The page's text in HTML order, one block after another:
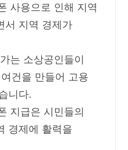
사용으로 인해 지역
서 지역 경제가
는 소상공인들이
건을 만들어 고용
니다.
지급은 시민들의
경제에 활력을